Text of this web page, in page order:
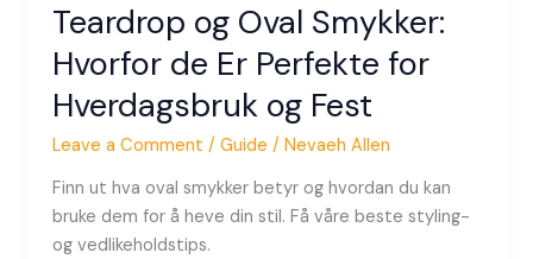
Teardrop og Oval Smykker:
Hvorfor de Er Perfekte for
Hverdagsbruk og Fest
Leave a Comment /Guide /Nevaeh Allen
Finn ut hva oval smykker betyr og hvordan du kan
bruke dem for å heve din stil. Få våre beste styling-
og vedlikeholdstips.